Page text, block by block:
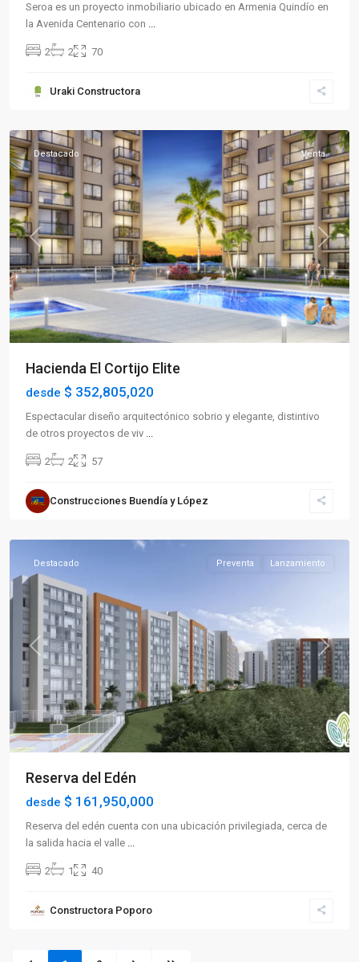
Seroa es un proyecto inmobiliario ubicado en Armenia Quindío en
la Avenida Centenario con ...
2 2 70
Uraki Constructora
Norte,
Previous Next
Destacado Venta
Hacienda El Cortijo Elite
desde $ 352,805,020
Espectacular diseño arquitectónico sobrio y elegante, distintivo
de otros proyectos de viv ...
2 2 57
Construcciones Buendía y López
Sector
Sur,
Previous Next
Destacado Preventa Lanzamiento
Reserva del Edén
desde $ 161,950,000
Reserva del edén cuenta con una ubicación privilegiada, cerca de
la salida hacia el valle
2 1 40
Constructora Poporo